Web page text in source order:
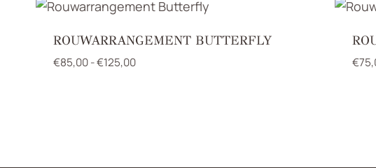
ROUWARRANGEMENT BUTTERFLY
€85,00-€125,00Prijsklasse:
€